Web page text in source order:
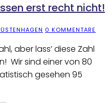
erst recht nicht!
0 KOMMENTARE
aber lass’ diese Zahl
Wir sind einer von 80
gesehen 95